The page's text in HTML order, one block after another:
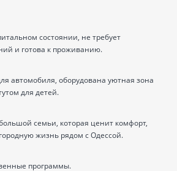
состоянии, не требует
и готова к проживанию.
автомобиля, оборудована уютная зона
для детей.
семьи, которая ценит комфорт,
жизнь рядом с Одессой.
программы.